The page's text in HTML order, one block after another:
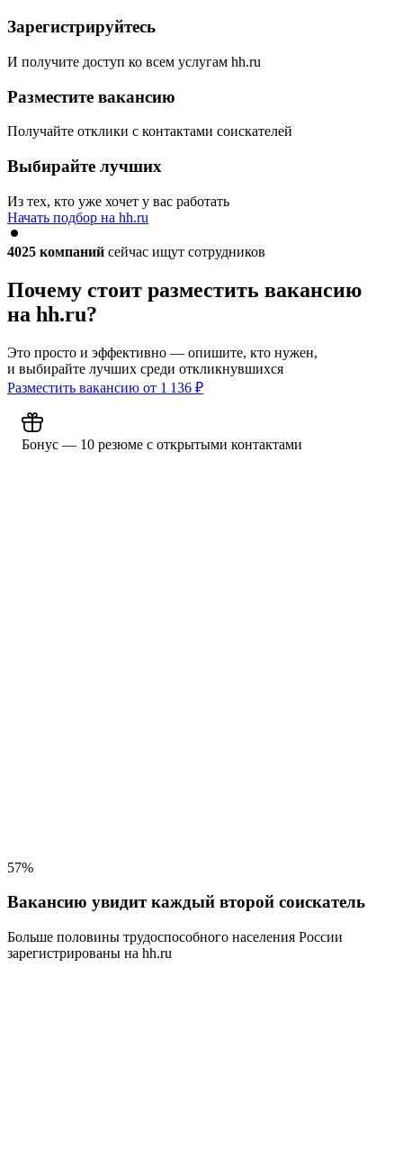
Зарегистрируйтесь
И получите доступ ко всем услугам hh.ru
Разместите вакансию
Получайте отклики с контактами соискателей
Выбирайте лучших
Из тех, кто уже хочет у вас работать
Начать подбор на hh.ru
4025 компаний сейчас ищут сотрудников
Почему стоит разместить вакансию
на hh.ru?
Это просто и эффективно — опишите, кто нужен,
и выбирайте лучших среди откликнувшихся
Разместить вакансию от 1 136 ₽
Бонус — 10 резюме с открытыми контактами
57%
Вакансию увидит каждый второй соискатель
Больше половины трудоспособного населения России
зарегистрированы на hh.ru